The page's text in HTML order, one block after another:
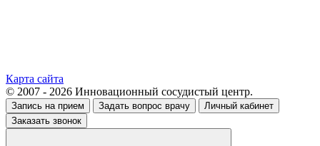
Карта сайта
© 2007 - 2026 Инновационный сосудистый центр.
Запись на прием Задать вопрос врачу
Личный кабинет
Заказать звонок